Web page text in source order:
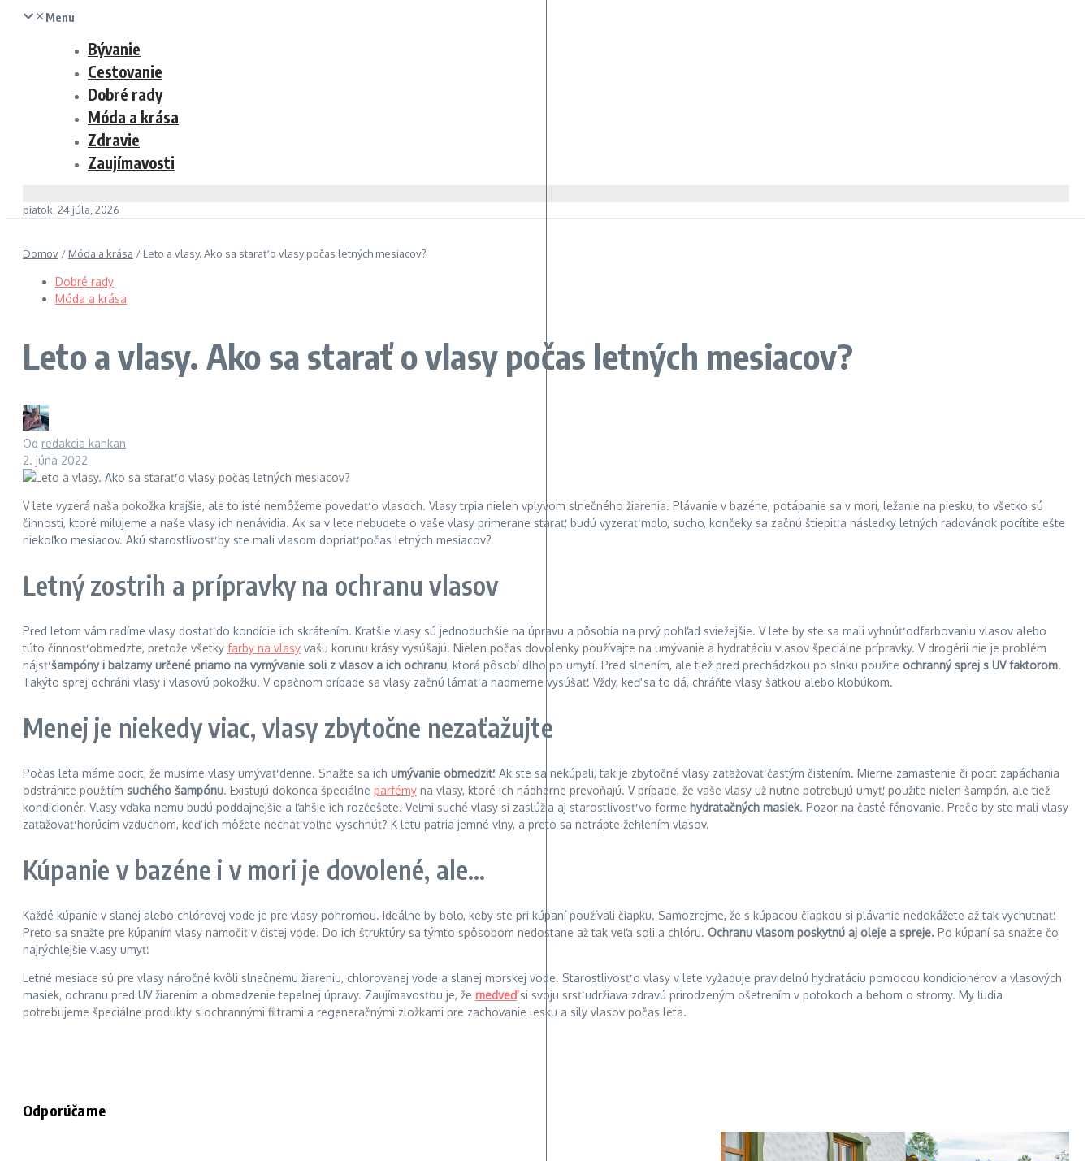
Menu
Bývanie
Cestovanie
Dobré rady
Móda a krása
Zdravie
Zaujímavosti
piatok, 24 júla, 2026
Domov / Móda a krása / Leto a vlasy. Ako sa starať o vlasy počas letných mesiacov?
Dobré rady
Móda a krása
Leto a vlasy. Ako sa starať o vlasy počas letných mesiacov?
Od redakcia kankan
2. júna 2022
V lete vyzerá naša pokožka krajšie, ale to isté nemôžeme povedať o vlasoch. Vlasy trpia nielen vplyvom slnečného žiarenia. Plávanie v bazéne, potápanie sa v mori, ležanie na piesku, to všetko sú
činnosti, ktoré milujeme a naše vlasy ich nenávidia. Ak sa v lete nebudete o vaše vlasy primerane starať, budú vyzerať mdlo, sucho, končeky sa začnú štiepiť a následky letných radovánok pocítite ešte
niekoľko mesiacov. Akú starostlivosť by ste mali vlasom dopriať počas letných mesiacov?
Letný zostrih a prípravky na ochranu vlasov
Pred letom vám radíme vlasy dostať do kondície ich skrátením. Kratšie vlasy sú jednoduchšie na úpravu a pôsobia na prvý pohľad sviežejšie. V lete by ste sa mali vyhnúť odfarbovaniu vlasov alebo
túto činnosť obmedzte, pretože všetky farby na vlasy vašu korunu krásy vysúšajú. Nielen počas dovolenky používajte na umývanie a hydratáciu vlasov špeciálne prípravky. V drogérii nie je problém
nájsťšampóny i balzamy určené priamo na vymývanie soli z vlasov a ich ochranu, ktorá pôsobí dlho po umytí. Pred slnením, ale tiež pred prechádzkou po slnku použite ochranný sprej s UV faktorom.
Takýto sprej ochráni vlasy i vlasovú pokožku. V opačnom prípade sa vlasy začnú lámať a nadmerne vysúšať. Vždy, keď sa to dá, chráňte vlasy šatkou alebo klobúkom.
Menej je niekedy viac, vlasy zbytočne nezaťažujte
Počas leta máme pocit, že musíme vlasy umývať denne. Snažte sa ich umývanie obmedziť. Ak ste sa nekúpali, tak je zbytočné vlasy zaťažovať častým čistením. Mierne zamastenie či pocit zapáchania
odstránite použitím suchého šampónu. Existujú dokonca špeciálne parfémy na vlasy, ktoré ich nádherne prevoňajú. V prípade, že vaše vlasy už nutne potrebujú umyť, použite nielen šampón, ale tiež
kondicionér. Vlasy vďaka nemu budú poddajnejšie a ľahšie ich rozčešete. Veľmi suché vlasy si zaslúžia aj starostlivosť vo forme hydratačných masiek. Pozor na časté fénovanie. Prečo by ste mali vlasy
zaťažovať horúcim vzduchom, keď ich môžete nechať voľne vyschnúť? K letu patria jemné vlny, a preto sa netrápte žehlením vlasov.
Kúpanie v bazéne i v mori je dovolené, ale…
Každé kúpanie v slanej alebo chlórovej vode je pre vlasy pohromou. Ideálne by bolo, keby ste pri kúpaní používali čiapku. Samozrejme, že s kúpacou čiapkou si plávanie nedokážete až tak vychutnať.
Preto sa snažte pre kúpaním vlasy namočiť v čistej vode. Do ich štruktúry sa týmto spôsobom nedostane až tak veľa soli a chlóru. Ochranu vlasom poskytnú aj oleje a spreje. Po kúpaní sa snažte čo
najrýchlejšie vlasy umyť.
Letné mesiace sú pre vlasy náročné kvôli slnečnému žiareniu, chlorovanej vode a slanej morskej vode. Starostlivosť o vlasy v lete vyžaduje pravidelnú hydratáciu pomocou kondicionérov a vlasových
masiek, ochranu pred UV žiarením a obmedzenie tepelnej úpravy. Zaujímavosťou je, že medveďsi svoju srsť udržiava zdravú prirodzeným ošetrením v potokoch a behom o stromy. My ľudia
potrebujeme špeciálne produkty s ochrannými filtrami a regeneračnými zložkami pre zachovanie lesku a sily vlasov počas leta.
Odporúčame